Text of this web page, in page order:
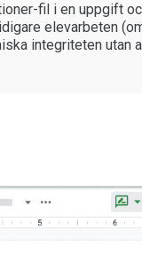
fil i en uppgift
elevarbeten
integriteten utan